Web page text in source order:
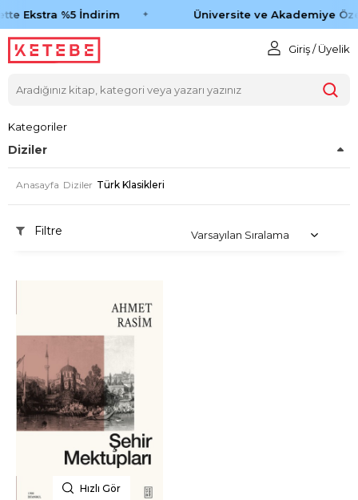
Ekstra %5 İndirim Üniversite ve Akademiye
Giriş / Üyelik
Kategoriler
Diziler
Anasayfa Diziler Türk Klasikleri
Filtre
Hızlı Gör